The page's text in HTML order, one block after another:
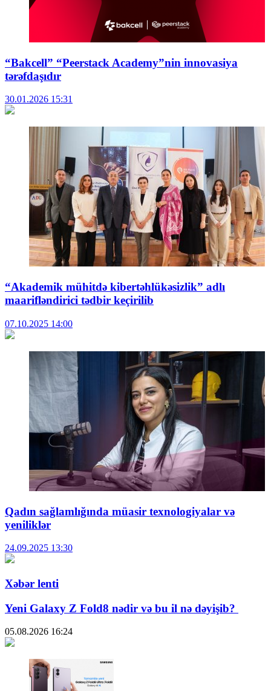
“Bakcell” “Peerstack Academy”nin innovasiya
tərəfdaşıdır
30.01.2026 15:31
“Akademik mühitdə kibertəhlükəsizlik” adlı
maarifləndirici tədbir keçirilib
07.10.2025 14:00
Qadın sağlamlığında müasir texnologiyalar və
yeniliklər
24.09.2025 13:30
Xəbər lenti
Yeni Galaxy Z Fold8 nədir və bu il nə dəyişib?
05.08.2026 16:24